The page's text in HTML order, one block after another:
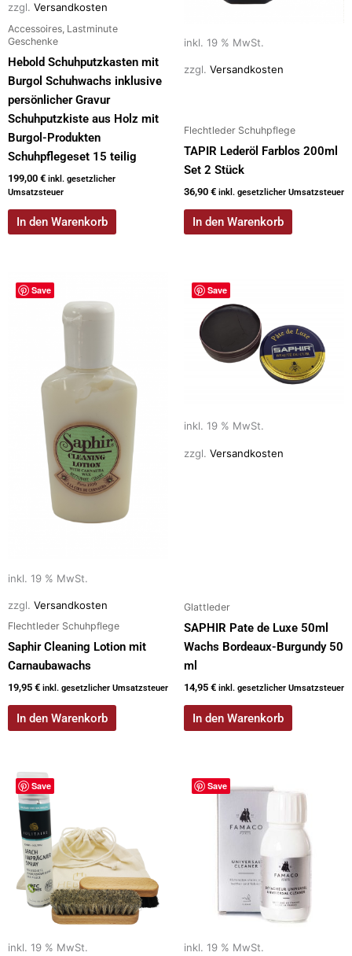
zzgl. Versandkosten
Accessoires, Lastminute
Geschenke
Hebold Schuhputzkasten mit
Burgol Schuhwachs inklusive
persönlicher Gravur
Schuhputzkiste aus Holz mit
Burgol-Produkten
Schuhpflegeset 15 teilig
199,00 € inkl. gesetzlicher
Umsatzsteuer
In den Warenkorb
inkl. 19 % MwSt.
zzgl. Versandkosten
Flechtleder Schuhpflege
TAPIR Lederöl Farblos 200ml
Set 2 Stück
36,90 € inkl. gesetzlicher Umsatzsteuer
In den Warenkorb
Save
inkl. 19 % MwSt.
zzgl. Versandkosten
Flechtleder Schuhpflege
Saphir Cleaning Lotion mit
Carnaubawachs
19,95 € inkl. gesetzlicher Umsatzsteuer
In den Warenkorb
Save
inkl. 19 % MwSt.
zzgl. Versandkosten
Glattleder
SAPHIR Pate de Luxe 50ml
Wachs Bordeaux-Burgundy 50
ml
14,95 € inkl. gesetzlicher Umsatzsteuer
In den Warenkorb
Save
inkl. 19 % MwSt.
Save
inkl. 19 % MwSt.